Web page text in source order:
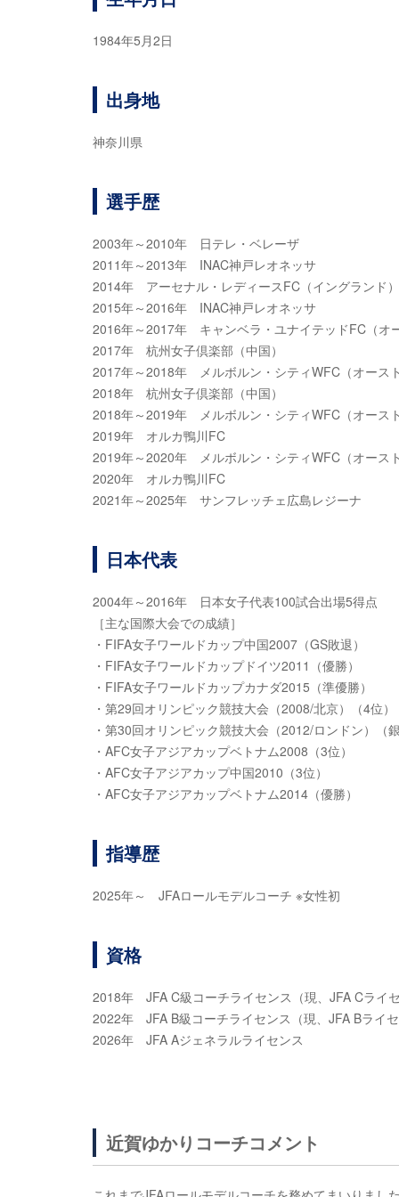
1984年5月2日
出身地
神奈川県
選手歴
2003年～2010年 日テレ・ベレーザ
2011年～2013年 INAC神戸レオネッサ
2014年 アーセナル・レディースFC（イングランド）
2015年～2016年 INAC神戸レオネッサ
2016年～2017年 キャンベラ・ユナイテッドFC（オ
2017年 杭州女子倶楽部（中国）
2017年～2018年 メルボルン・シティWFC（オースト
2018年 杭州女子倶楽部（中国）
2018年～2019年 メルボルン・シティWFC（オースト
2019年 オルカ鴨川FC
2019年～2020年 メルボルン・シティWFC（オースト
2020年 オルカ鴨川FC
2021年～2025年 サンフレッチェ広島レジーナ
日本代表
2004年～2016年 日本女子代表100試合出場5得点
［主な国際大会での成績］
・FIFA女子ワールドカップ中国2007（GS敗退）
・FIFA女子ワールドカップドイツ2011（優勝）
・FIFA女子ワールドカップカナダ2015（準優勝）
・第29回オリンピック競技大会（2008/北京）（4位）
・第30回オリンピック競技大会（2012/ロンドン）（銀
・AFC女子アジアカップベトナム2008（3位）
・AFC女子アジアカップ中国2010（3位）
・AFC女子アジアカップベトナム2014（優勝）
指導歴
2025年～ JFAロールモデルコーチ ※女性初
資格
2018年 JFA C級コーチライセンス（現、JFA Cライセ
2022年 JFA B級コーチライセンス（現、JFA Bライセ
2026年 JFA Aジェネラルライセンス
近賀ゆかりコーチコメント